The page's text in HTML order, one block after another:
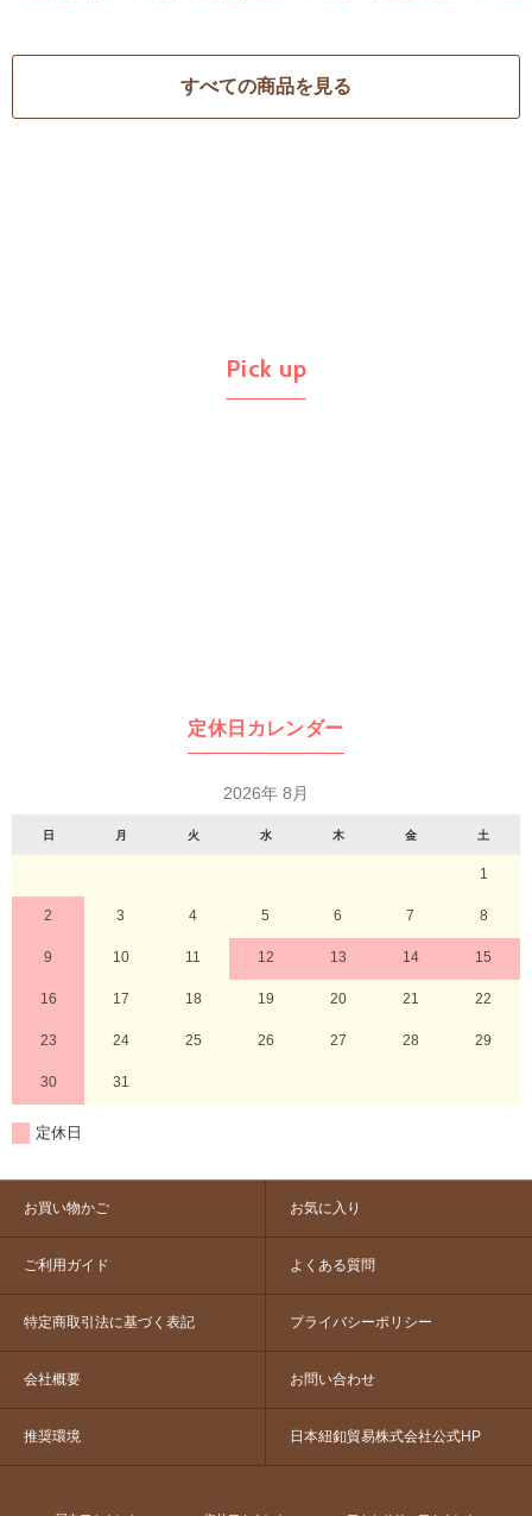
すべての商品を見る
Pick up
定休日カレンダー
2026年 8月
日 月 火 水 木 金 土
1
2 3 4 5 6 7 8
9 10 11 12 13 14 15
16 17 18 19 20 21 22
23 24 25 26 27 28 29
30 31
定休日
お買い物かご お気に入り
ご利用ガイド よくある質問
特定商取引法に基づく表記 プライバシーポリシー
会社概要 お問い合わせ
推奨環境 日本紐釦貿易株式会社公式HP